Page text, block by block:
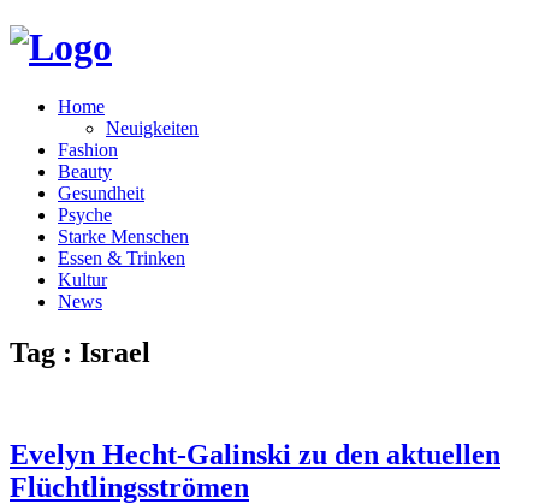
Home
Neuigkeiten
Fashion
Beauty
Gesundheit
Psyche
Starke Menschen
Essen & Trinken
Kultur
News
Tag : Israel
Evelyn Hecht-Galinski zu den aktuellen
Flüchtlingsströmen